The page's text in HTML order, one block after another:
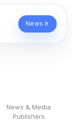
News
News & Media
Publishers